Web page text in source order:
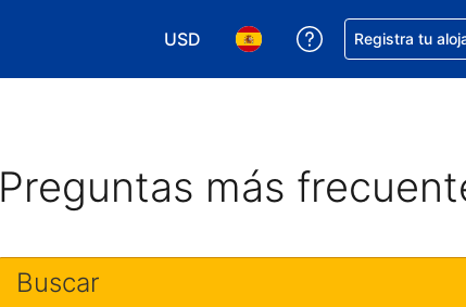
USD
Elegir tu moneda. Tu moneda
Elegir el idioma que
Obtener ayuda
Registra tu
Preguntas más
Buscar